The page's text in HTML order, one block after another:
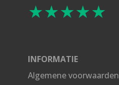
★★★★★
INFORMATIE
Algemene voorwaarden